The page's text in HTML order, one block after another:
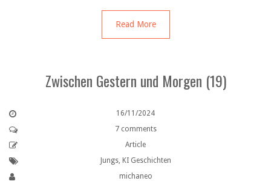
Read More
Zwischen Gestern und Morgen (19)
16/11/2024
7 comments
Article
Jungs, KI Geschichten
michaneo